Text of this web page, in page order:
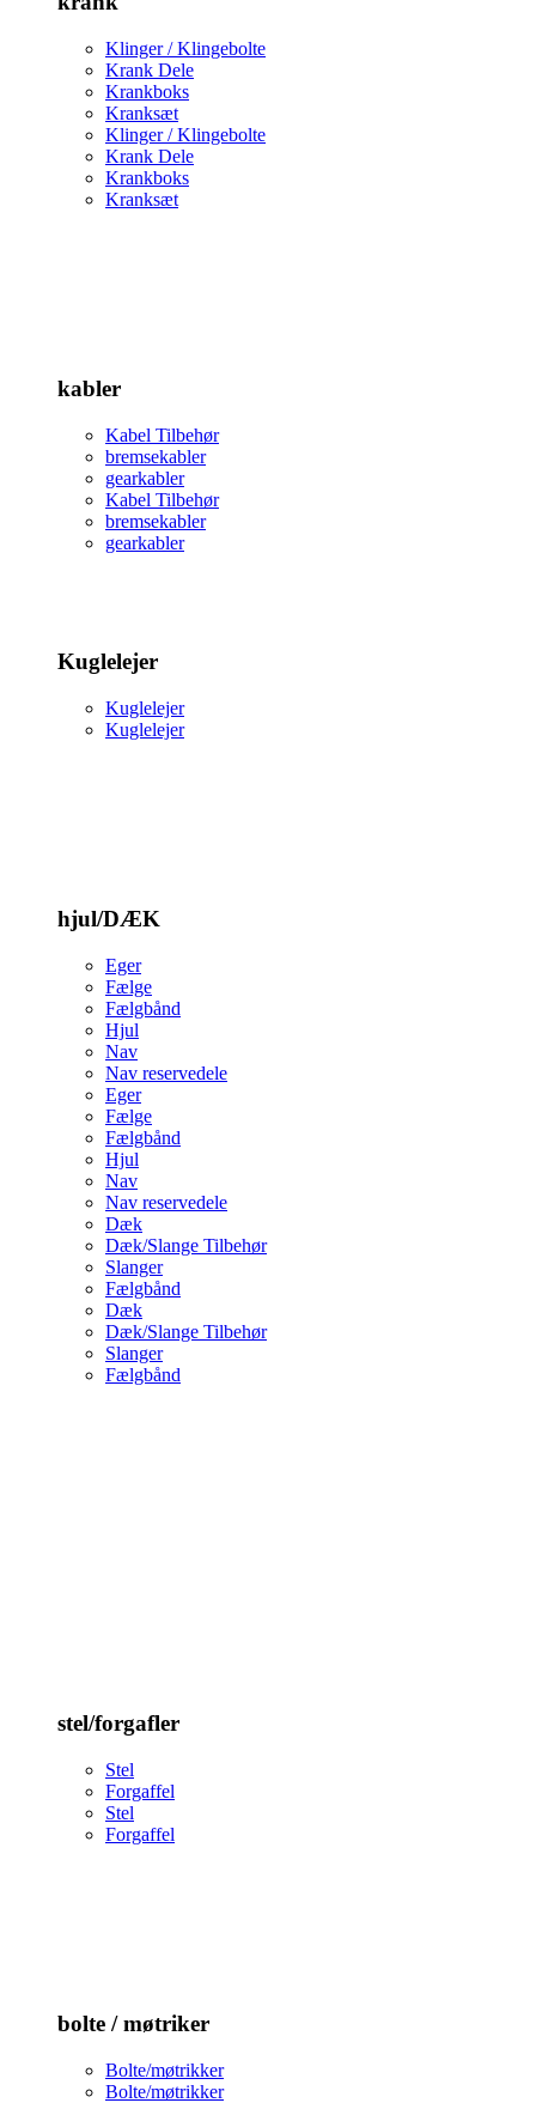
Klinger / Klingebolte
Krank Dele
Krankboks
Kranksæt
Klinger / Klingebolte
Krank Dele
Krankboks
Kranksæt
kabler
Kabel Tilbehør
bremsekabler
gearkabler
Kabel Tilbehør
bremsekabler
gearkabler
Kuglelejer
Kuglelejer
Kuglelejer
hjul/DÆK
Eger
Fælge
Fælgbånd
Hjul
Nav
Nav reservedele
Eger
Fælge
Fælgbånd
Hjul
Nav
Nav reservedele
Dæk
Dæk/Slange Tilbehør
Slanger
Fælgbånd
Dæk
Dæk/Slange Tilbehør
Slanger
Fælgbånd
stel/forgafler
Stel
Forgaffel
Stel
Forgaffel
bolte / møtriker
Bolte/møtrikker
Bolte/møtrikker